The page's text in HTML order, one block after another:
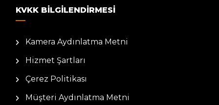
KVKK BILGILENDIRMESI
Kamera Aydınlatma Metni
Hizmet Şartları
Çerez Politikası
Müşteri Aydınlatma Metni